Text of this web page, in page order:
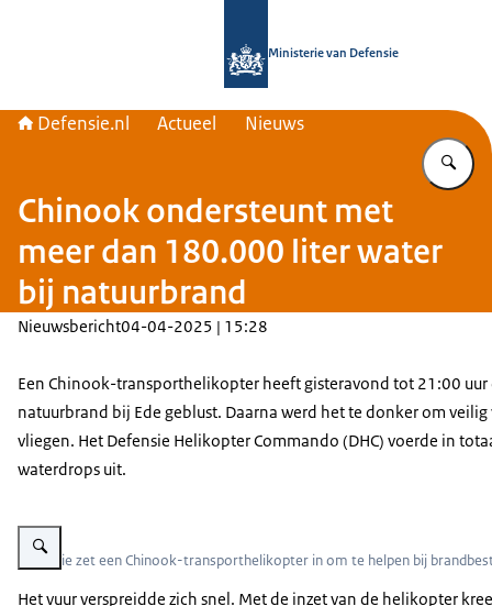
Ministerie van Defensie
Defensie.nl Actueel Nieuws
Chinook ondersteunt met
meer dan 180.000 liter water
bij natuurbrand
Nieuwsbericht04-04-2025 | 15:28
Een Chinook-transporthelikopter heeft gisteravond tot 21:00 uur
natuurbrand bij Ede geblust. Daarna werd het te donker om veilig
vliegen. Het Defensie Helikopter Commando (DHC) voerde in
waterdrops uit.
Vergroot afbeelding Defensie zet een Chinook-transporthelikopter in om te
Defensie zet een Chinook-transporthelikopter in om te helpen bij
Het vuur verspreidde zich snel. Met de inzet van de helikopter